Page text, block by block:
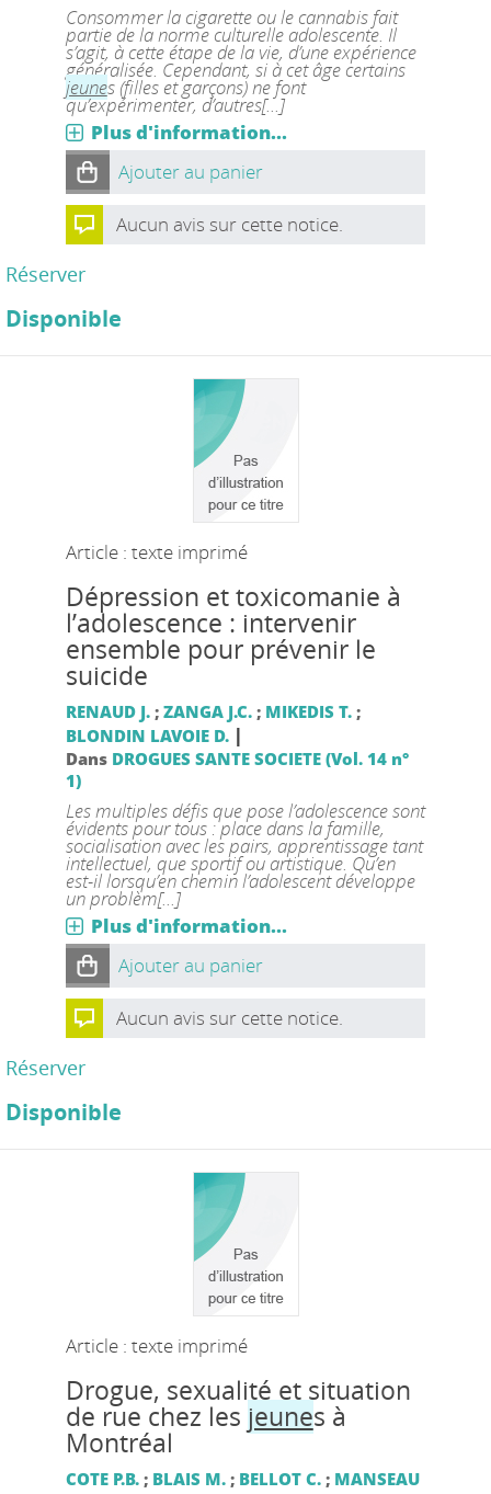
Consommer la cigarette ou le cannabis fait
partie de la norme culturelle adolescente. Il
s’agit, à cette étape de la vie, d’une expérience
généralisée. Cependant, si à cet âge certains
jeunes (filles et garçons) ne font
qu’expérimenter, d’autres[...]
Plus d'information...
Ajouter au panier
Aucun avis sur cette notice.
Réserver
Disponible
Article : texte imprimé
Dépression et toxicomanie à
l’adolescence : intervenir
ensemble pour prévenir le
suicide
RENAUD J.; ZANGA J.C.; MIKEDIS T.;
BLONDIN LAVOIE D. |
Dans DROGUES SANTE SOCIETE (Vol. 14 n°
1)
Les multiples défis que pose l’adolescence sont
évidents pour tous : place dans la famille,
socialisation avec les pairs, apprentissage tant
intellectuel, que sportif ou artistique. Qu’en
est-il lorsqu’en chemin l’adolescent développe
un problèm[...]
Plus d'information...
Ajouter au panier
Aucun avis sur cette notice.
Réserver
Disponible
Article : texte imprimé
Drogue, sexualité et situation
de rue chez les jeunes à
Montréal
COTE P.B.; BLAIS M.; BELLOT C.; MANSEAU